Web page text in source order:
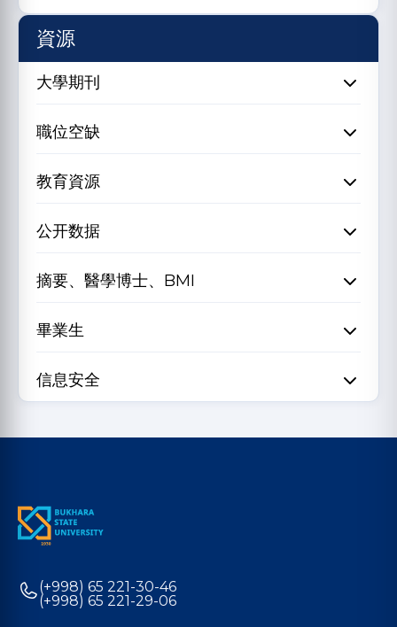
資源
大學期刊
職位空缺
教育資源
公开数据
摘要、醫學博士、BMI
畢業生
信息安全
(+998) 65 221-30-46
(+998) 65 221-29-06